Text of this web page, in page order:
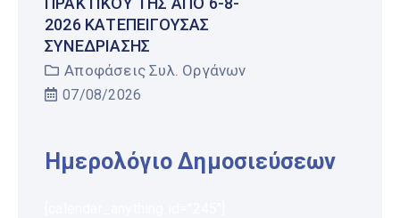
2026 ΚΑΤΕΠΕΊΓΟΥΣΑΣ
ΣΥΝΕΔΡΊΑΣΗΣ
Αποφάσεις Συλ. Οργάνων
07/08/2026
Ημερολόγιο Δημοσιεύσεων